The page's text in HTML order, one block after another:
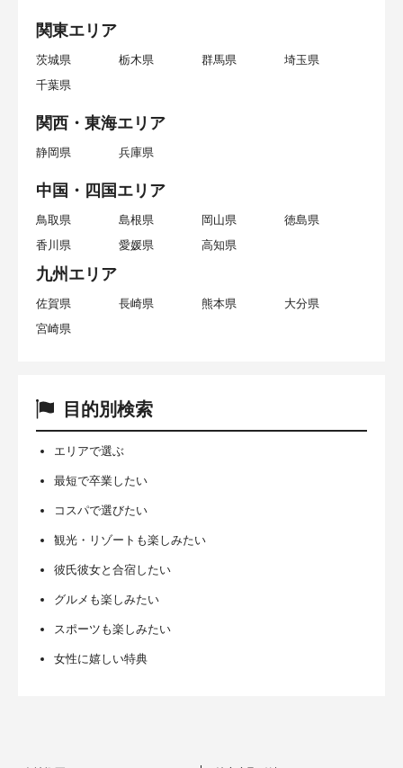
関東エリア
茨城県 栃木県 群馬県
埼玉県
千葉県
関西・東海エリア
静岡県 兵庫県
中国・四国エリア
鳥取県 島根県 岡山県
徳島県
香川県
愛媛県 高知県
九州エリア
佐賀県 長崎県 熊本県
大分県
宮崎県
目的別検索
エリアで選ぶ
最短で卒業したい
コスパで選びたい
観光・リゾートも楽しみたい
彼氏彼女と合宿したい
グルメも楽しみたい
スポーツも楽しみたい
女性に嬉しい特典